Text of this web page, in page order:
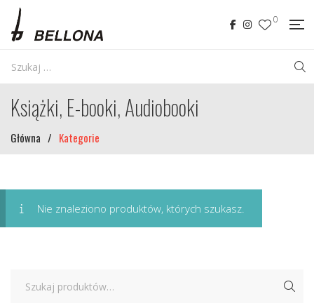
0
Książki, E-booki, Audiobooki
Główna / Kategorie
Nie znaleziono produktów, których szukasz.